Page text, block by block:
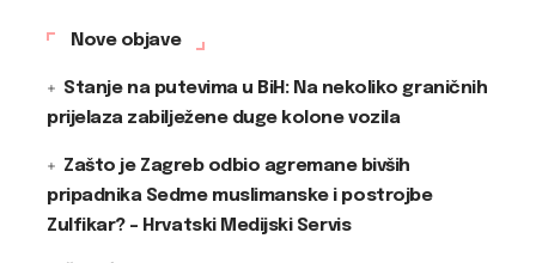
Nove objave
Stanje na putevima u BiH: Na nekoliko graničnih
prijelaza zabilježene duge kolone vozila
Zašto je Zagreb odbio agremane bivših
pripadnika Sedme muslimanske i postrojbe
Zulfikar? – Hrvatski Medijski Servis